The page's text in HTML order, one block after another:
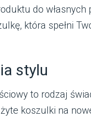
do
która spełni
stylu
to rodzaj
koszulki na